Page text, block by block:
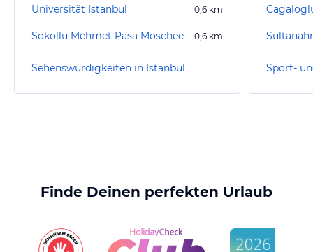
Universität Istanbul 0,6 km
Sokollu Mehmet Pasa Moschee 0,6 km
Sehenswürdigkeiten in Istanbul
Finde Deinen perfekten Urlaub